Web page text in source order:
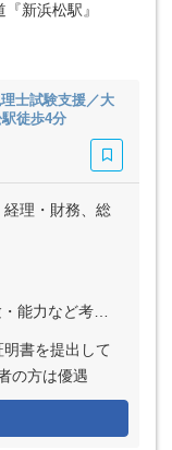
新浜松駅』
士試験支援／大
徒歩4分
経理・財務、総
～6万円）を含む ※超過分は別途全額支給
書を提出して
の方は優遇